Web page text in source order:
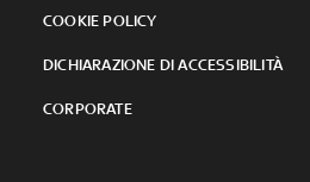
COOKIE POLICY
DICHIARAZIONE DI ACCESSIBILITÀ
CORPORATE